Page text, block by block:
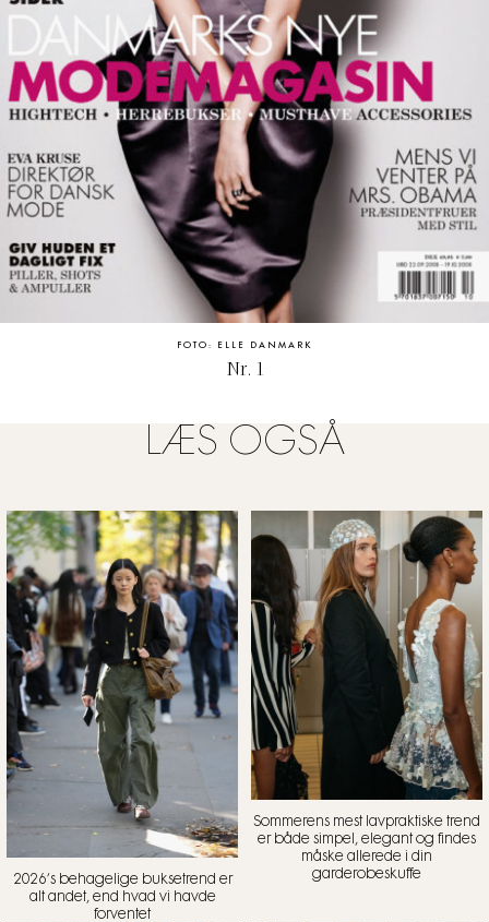
FOTO: ELLE DANMARK
Nr. 1
LÆS OGSÅ
2026’s behagelige buksetrend er
alt andet, end hvad vi havde
forventet
Sommerens mest lavpraktiske trend
er både simpel, elegant og findes
måske allerede i din
garderobeskuffe